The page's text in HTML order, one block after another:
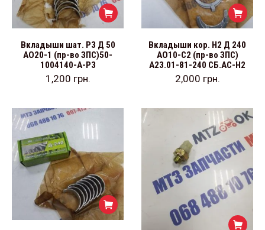
Вкладыши шат. Р3 Д 50
АО20-1 (пр-во ЗПС)50-
1004140-А-Р3
1,200 грн.
Вкладыши кор. Н2 Д 240
АО10-С2 (пр-во ЗПС)
А23.01-81-240 СБ.АС-Н2
2,000 грн.